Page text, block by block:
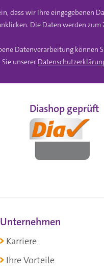
dass wir Ihre eingegebenen
Die Daten werden
Datenverarbeitung
unserer
Diashop geprüft
Unternehmen
Karriere
Ihre Vorteile